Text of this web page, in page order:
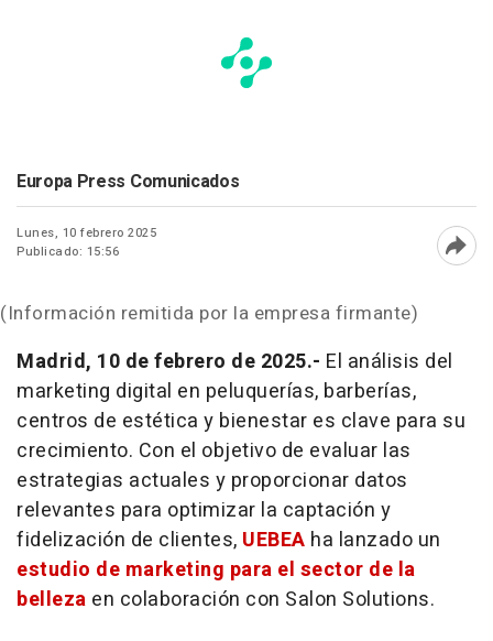
Europa Press Comunicados
Lunes, 10 febrero 2025
Publicado: 15:56
(Información remitida por la empresa firmante)
Madrid, 10 de febrero de 2025.- El análisis del
marketing digital en peluquerías, barberías,
centros de estética y bienestar es clave para su
crecimiento. Con el objetivo de evaluar las
estrategias actuales y proporcionar datos
relevantes para optimizar la captación y
fidelización de clientes, UEBEA ha lanzado un
estudio de marketing para el sector de la
belleza en colaboración con Salon Solutions.